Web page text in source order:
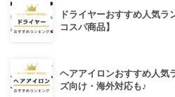
ドライヤーおすすめ人気ラ
コスパ商品】
ヘアアイロンおすすめ人気
ズ向け・海外対応も♪